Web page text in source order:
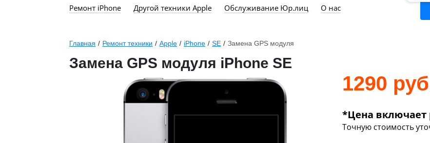
Ремонт iPhone Другой техники Apple Обслуживание Юр.лиц О нас
Главная / Ремонт техники / Apple / iPhone / SE / Замена GPS модуля
Замена GPS модуля iPhone SE
1290
*Цена
Точную стоимость